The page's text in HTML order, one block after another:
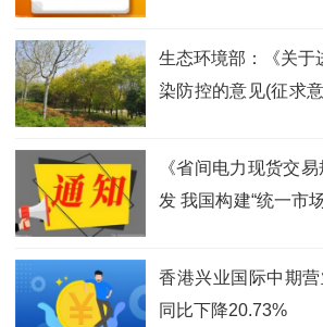
生态环境部：《关于
染防控的意见(征求
《省间电力现货交
发 我国构建“统一市
香港兴业国际中期
同比下降20.73%